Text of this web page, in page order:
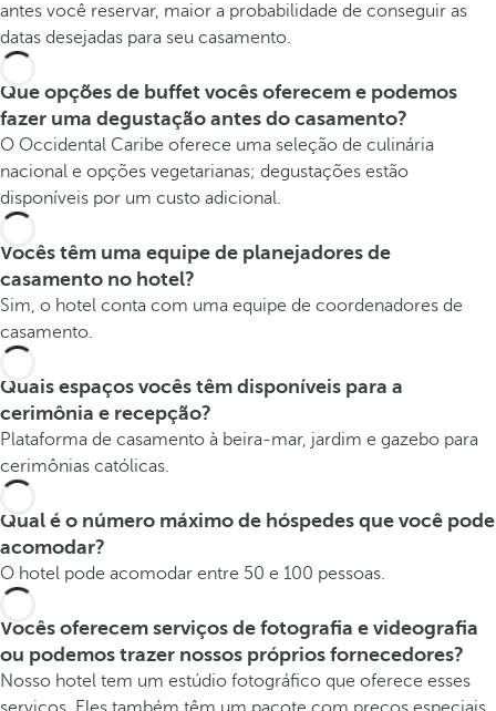
antes você reservar, maior a probabilidade de conseguir as
datas desejadas para seu casamento.
Que opções de buffet vocês oferecem e podemos
fazer uma degustação antes do casamento?
O Occidental Caribe oferece uma seleção de culinária
nacional e opções vegetarianas; degustações estão
disponíveis por um custo adicional.
Vocês têm uma equipe de planejadores de
casamento no hotel?
Sim, o hotel conta com uma equipe de coordenadores de
casamento.
Quais espaços vocês têm disponíveis para a
cerimônia e recepção?
Plataforma de casamento à beira-mar, jardim e gazebo para
cerimônias católicas.
Qual é o número máximo de hóspedes que você pode
acomodar?
O hotel pode acomodar entre 50 e 100 pessoas.
Vocês oferecem serviços de fotografia e videografia
ou podemos trazer nossos próprios fornecedores?
Nosso hotel tem um estúdio fotográfico que oferece esses